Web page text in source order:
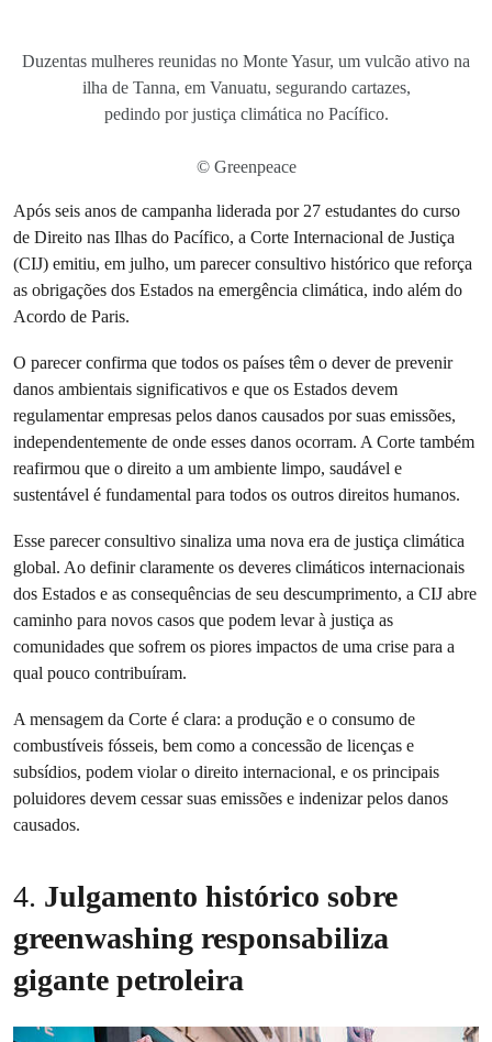
Duzentas mulheres reunidas no Monte Yasur, um vulcão ativo na
ilha de Tanna, em Vanuatu, segurando cartazes,
pedindo por justiça climática no Pacífico.
© Greenpeace
Após seis anos de campanha liderada por 27 estudantes do curso
de Direito nas Ilhas do Pacífico, a Corte Internacional de Justiça
(CIJ) emitiu, em julho, um parecer consultivo histórico que reforça
as obrigações dos Estados na emergência climática, indo além do
Acordo de Paris.
O parecer confirma que todos os países têm o dever de prevenir
danos ambientais significativos e que os Estados devem
regulamentar empresas pelos danos causados ​​por suas emissões,
independentemente de onde esses danos ocorram. A Corte também
reafirmou que o direito a um ambiente limpo, saudável e
sustentável é fundamental para todos os outros direitos humanos.
Esse parecer consultivo sinaliza uma nova era de justiça climática
global. Ao definir claramente os deveres climáticos internacionais
dos Estados e as consequências de seu descumprimento, a CIJ abre
caminho para novos casos que podem levar à justiça as
comunidades que sofrem os piores impactos de uma crise para a
qual pouco contribuíram.
A mensagem da Corte é clara: a produção e o consumo de
combustíveis fósseis, bem como a concessão de licenças e
subsídios, podem violar o direito internacional, e os principais
poluidores devem cessar suas emissões e indenizar pelos danos
causados.
4. Julgamento histórico sobre
greenwashing responsabiliza
gigante petroleira